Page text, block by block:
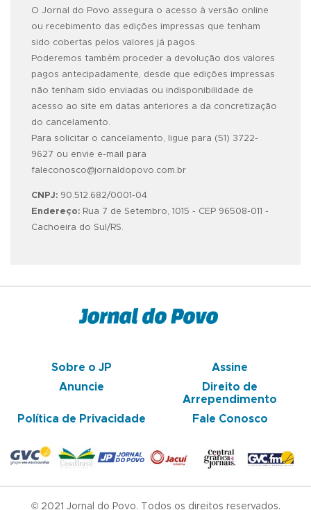
O Jornal do Povo assegura o acesso à versão online
ou recebimento das edições impressas que tenham
sido cobertas pelos valores já pagos.
Poderemos também proceder a devolução dos valores
pagos antecipadamente, desde que edições impressas
não tenham sido enviadas ou indisponibilidade de
acesso ao site em datas anteriores a da concretização
do cancelamento.
Para solicitar o cancelamento, ligue para (51) 3722-
9627 ou envie e-mail para
faleconosco@jornaldopovo.com.br
CNPJ: 90.512.682/0001-04
Endereço: Rua 7 de Setembro, 1015 - CEP 96508-011 -
Cachoeira do Sul/RS.
Sobre o JP
Assine
Anuncie
Direito de
Arrependimento
Política de Privacidade
Fale Conosco
© 2021 Jornal do Povo. Todos os direitos reservados.